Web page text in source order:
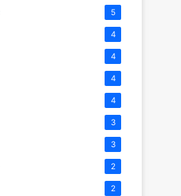
5
4
4
4
4
3
3
2
2